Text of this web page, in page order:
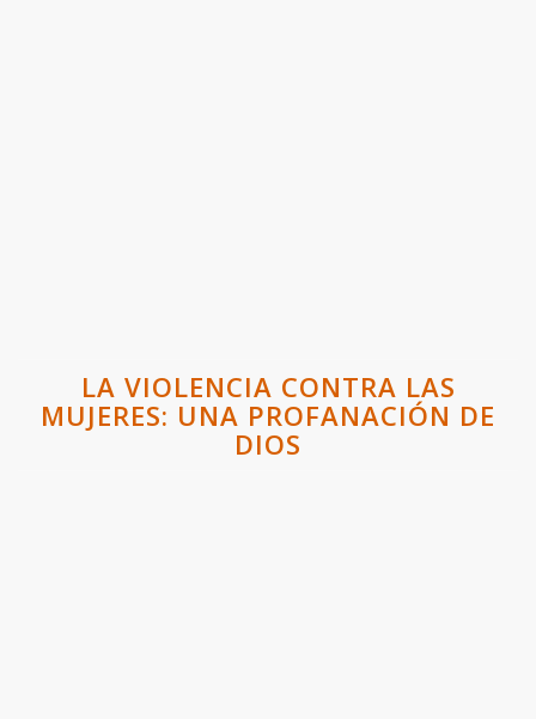
LA VIOLENCIA CONTRA LAS
MUJERES: UNA PROFANACIÓN DE
DIOS